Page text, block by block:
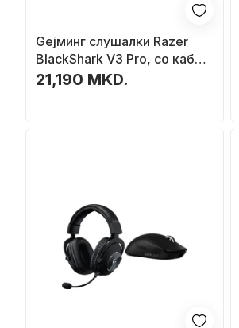
Geјминг слушалки Razer
BlackShark V3 Pro, со кабел
и безжично, USB Type C и
Bluetooth, црни
21,190 MKD.